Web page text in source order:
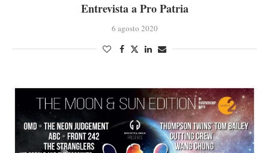
Entrevista a Pro Patria
6 agosto 2020